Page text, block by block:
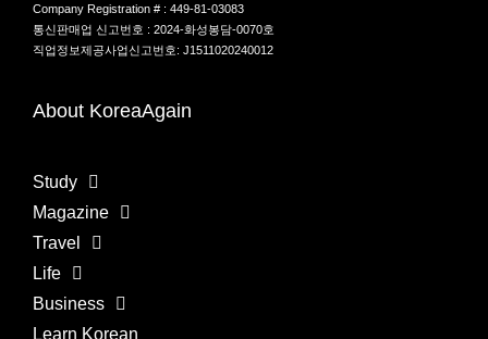
Company Registration # : 449-81-03083
통신판매업 신고번호 : 2024-화성봉담-0070호
직업정보제공사업신고번호: J1511020240012
About KoreaAgain
Study
Magazine
Travel
Life
Business
Learn Korean